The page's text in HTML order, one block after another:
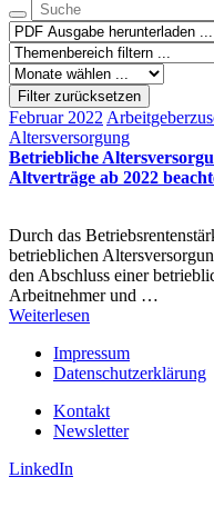
Filter zurücksetzen
Februar 2022
Altersversorgung
Betriebliche
Altverträge ab 2022
Durch das
betrieblichen
den Abschluss einer
Arbeitnehmer und …
Weiterlesen
Impressum
Datenschutzerklärung
Kontakt
Newsletter
LinkedIn